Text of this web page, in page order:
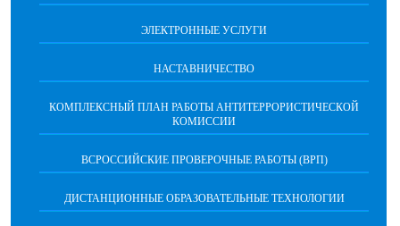
ЭЛЕКТРОННЫЕ УСЛУГИ
НАСТАВНИЧЕСТВО
КОМПЛЕКСНЫЙ ПЛАН РАБОТЫ АНТИТЕРРОРИСТИЧЕСКОЙ
КОМИССИИ
ВСРОССИЙСКИЕ ПРОВЕРОЧНЫЕ РАБОТЫ (ВРП)
ДИСТАНЦИОННЫЕ ОБРАЗОВАТЕЛЬНЫЕ ТЕХНОЛОГИИ